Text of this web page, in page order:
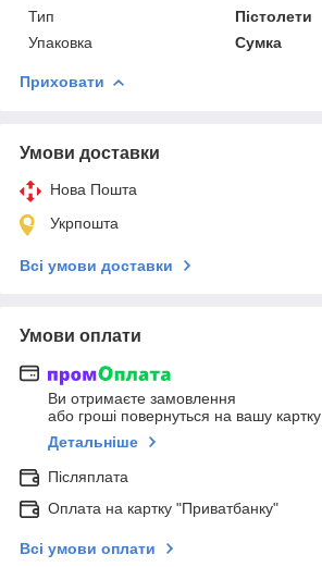
Тип
Пістолети
Упаковка
Сумка
Приховати
Умови доставки
Нова Пошта
Укрпошта
Всі умови доставки
Умови оплати
Ви отримаєте замовлення
або гроші повернуться на вашу картку
Детальніше
Післяплата
Оплата на картку "Приватбанку"
Всі умови оплати